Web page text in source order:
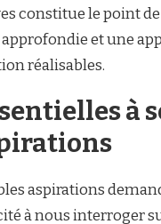
constitue le point
et une
réalisables.
à
aspirations
à nous interroger